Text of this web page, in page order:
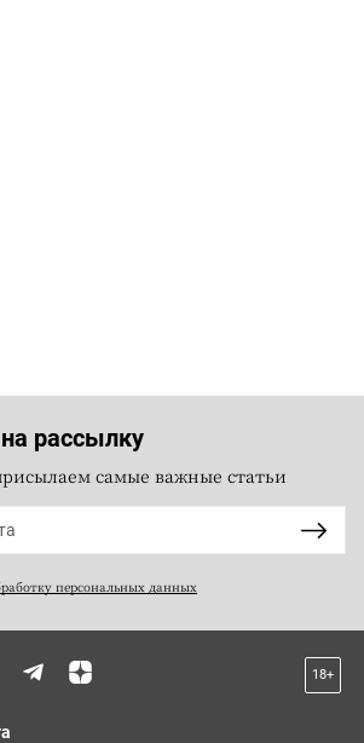
рассылку
самые важные статьи
персональных данных
18+